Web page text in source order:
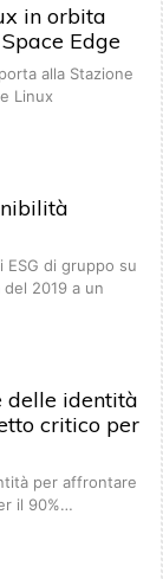
in orbita
Edge
alla Stazione
Linux
di gruppo su
2019 a un
delle identità
critico per
per affrontare
il 90%…